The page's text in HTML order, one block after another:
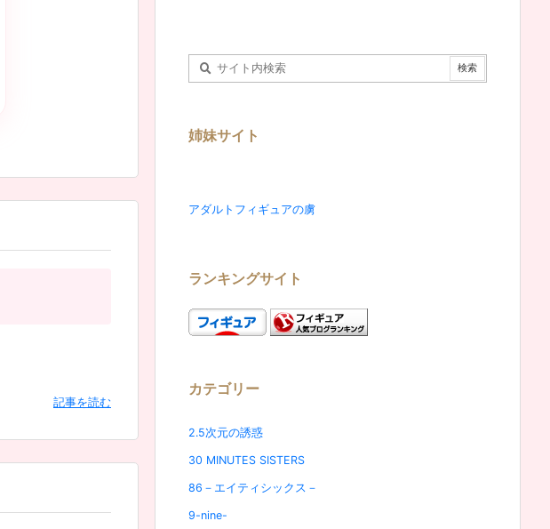
記事を読む
姉妹サイト
アダルトフィギュアの虜
ランキングサイト
カテゴリー
2.5次元の誘惑
30 MINUTES SISTERS
86－エイティシックス－
9-nine-